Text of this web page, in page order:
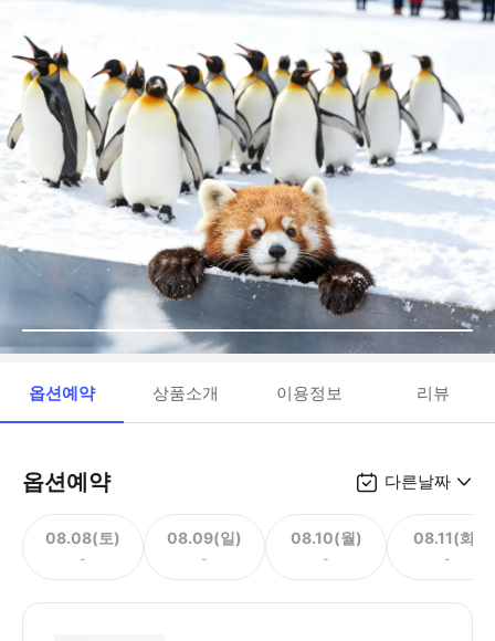
옵션예약 상품소개 이용정보 리뷰
옵션예약 다른날짜
08.08(토)
-
08.09(일)
-
08.10(월)
-
08.11(화)
-